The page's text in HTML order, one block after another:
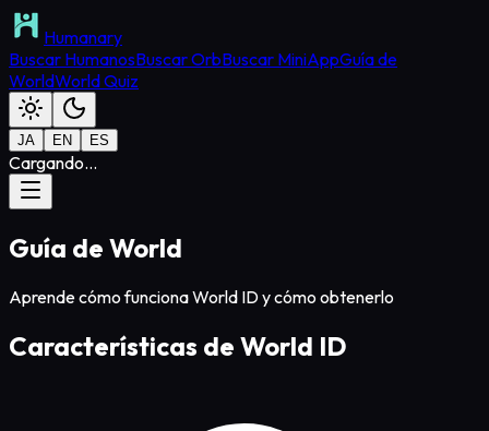
Humanary
Buscar HumanosBuscar OrbBuscar MiniAppGuía de
WorldWorld Quiz
JA EN ES
Cargando...
Guía de World
Aprende cómo funciona World ID y cómo obtenerlo
Características de World ID